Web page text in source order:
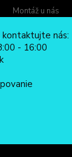
Montáž u nás
nás:
- 16:00